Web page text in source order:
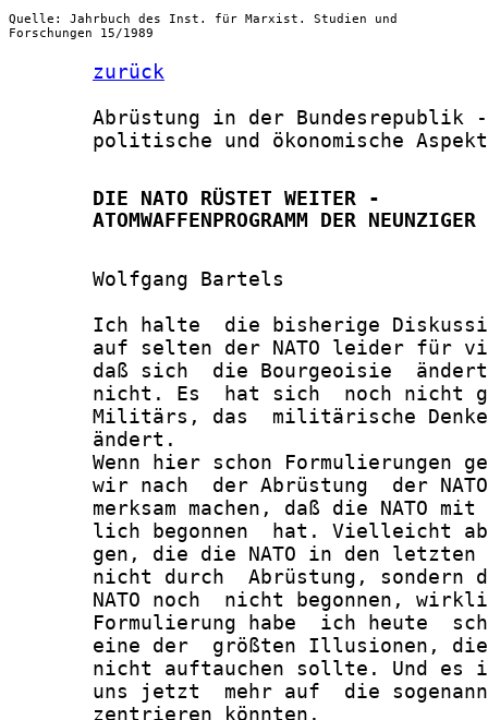
Quelle: Jahrbuch des Inst. für Marxist. Studien und
Forschungen 15/1989
zurück
       Abrüstung in der Bundesrepublik -
politische und ökonomische
       DIE NATO RÜSTET WEITER -
ATOMWAFFENPROGRAMM DER NEUNZIGER